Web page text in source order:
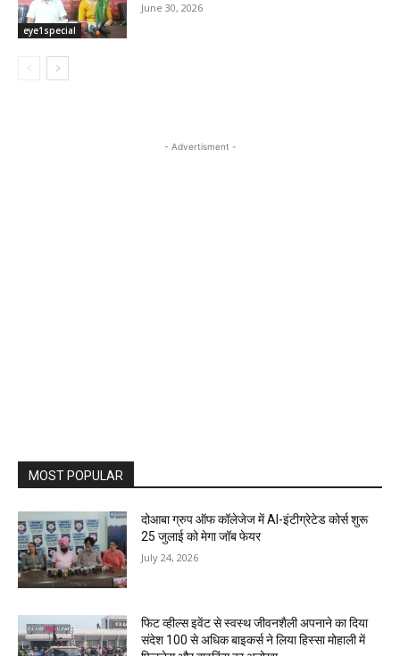
eye1special
June 30, 2026
- Advertisment -
MOST POPULAR
दोआबा ग्रुप ऑफ कॉलेजेज में AI-इंटीग्रेटेड कोर्स शुरू
25 जुलाई को मेगा जॉब फेयर
July 24, 2026
फिट व्हील्स इवेंट से स्वस्थ जीवनशैली अपनाने का दिया
संदेश 100 से अधिक बाइकर्स ने लिया हिस्सा मोहाली में